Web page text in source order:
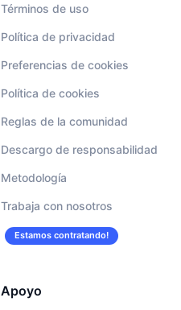
Términos de uso
Política de privacidad
Preferencias de cookies
Política de cookies
Reglas de la comunidad
Descargo de responsabilidad
Metodología
Trabaja con nosotros
Estamos contratando!
Apoyo